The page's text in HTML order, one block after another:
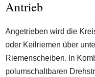
Antrieb
Angetrieben wird die
oder Keilriemen über
Riemenscheiben. In
polumschaltbaren